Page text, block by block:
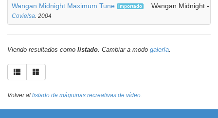
Wangan Midnight Maximum Tune Importado
Covielsa. 2004
Wangan Midnight -
Viendo resultados como listado. Cambiar a modo galería.
Volver al listado de máquinas recreativas de vídeo.